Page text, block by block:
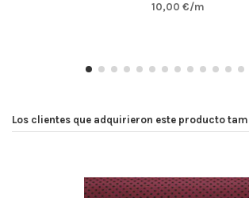
10,00 €/m
Los clientes que adquirieron este producto